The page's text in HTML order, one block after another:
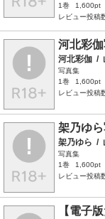
1巻
1,600pt
レビュー投稿
河北彩
河北彩伽 /
写真集
1巻
1,600pt
レビュー投稿
架乃ゆら
架乃ゆら /
写真集
1巻
1,600pt
レビュー投稿
【電子